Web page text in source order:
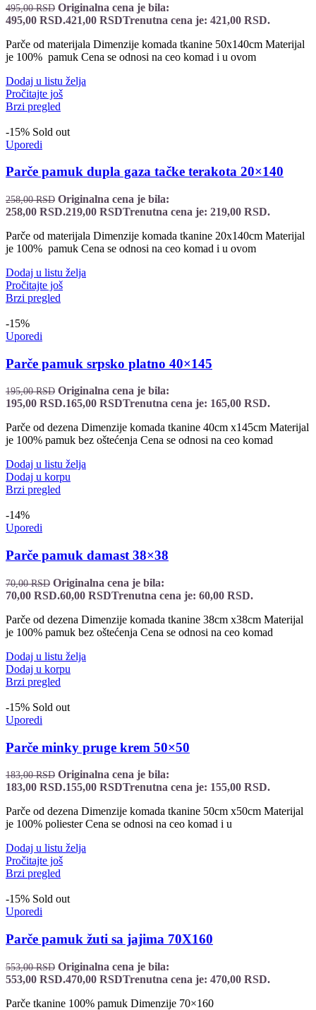
495,00RSD Originalna cena je bila:
495,00 RSD.421,00 RSDTrenutna cena je: 421,00 RSD.
Parče od materijala Dimenzije komada tkanine 50x140cm Materijal
je 100% pamuk Cena se odnosi na ceo komad i u ovom
Dodaj u listu želja
Pročitajte još
Brzi pregled
-15% Sold out
Uporedi
Parče pamuk dupla gaza tačke terakota 20×140
258,00RSD Originalna cena je bila:
258,00 RSD.219,00 RSDTrenutna cena je: 219,00 RSD.
Parče od materijala Dimenzije komada tkanine 20x140cm Materijal
je 100% pamuk Cena se odnosi na ceo komad i u ovom
Dodaj u listu želja
Pročitajte još
Brzi pregled
-15%
Uporedi
Parče pamuk srpsko platno 40×145
195,00RSD Originalna cena je bila:
195,00 RSD.165,00 RSDTrenutna cena je: 165,00 RSD.
Parče od dezena Dimenzije komada tkanine 40cm x145cm Materijal
je 100% pamuk bez oštećenja Cena se odnosi na ceo komad
Dodaj u listu želja
Dodaj u korpu
Brzi pregled
-14%
Uporedi
Parče pamuk damast 38×38
70,00RSD Originalna cena je bila:
70,00 RSD.60,00 RSDTrenutna cena je: 60,00 RSD.
Parče od dezena Dimenzije komada tkanine 38cm x38cm Materijal
je 100% pamuk bez oštećenja Cena se odnosi na ceo komad
Dodaj u listu želja
Dodaj u korpu
Brzi pregled
-15% Sold out
Uporedi
Parče minky pruge krem 50×50
183,00RSD Originalna cena je bila:
183,00 RSD.155,00 RSDTrenutna cena je: 155,00 RSD.
Parče od dezena Dimenzije komada tkanine 50cm x50cm Materijal
je 100% poliester Cena se odnosi na ceo komad i u
Dodaj u listu želja
Pročitajte još
Brzi pregled
-15% Sold out
Uporedi
Parče pamuk žuti sa jajima 70X160
553,00RSD Originalna cena je bila:
553,00 RSD.470,00 RSDTrenutna cena je: 470,00 RSD.
Parče tkanine 100% pamuk Dimenzije 70×160